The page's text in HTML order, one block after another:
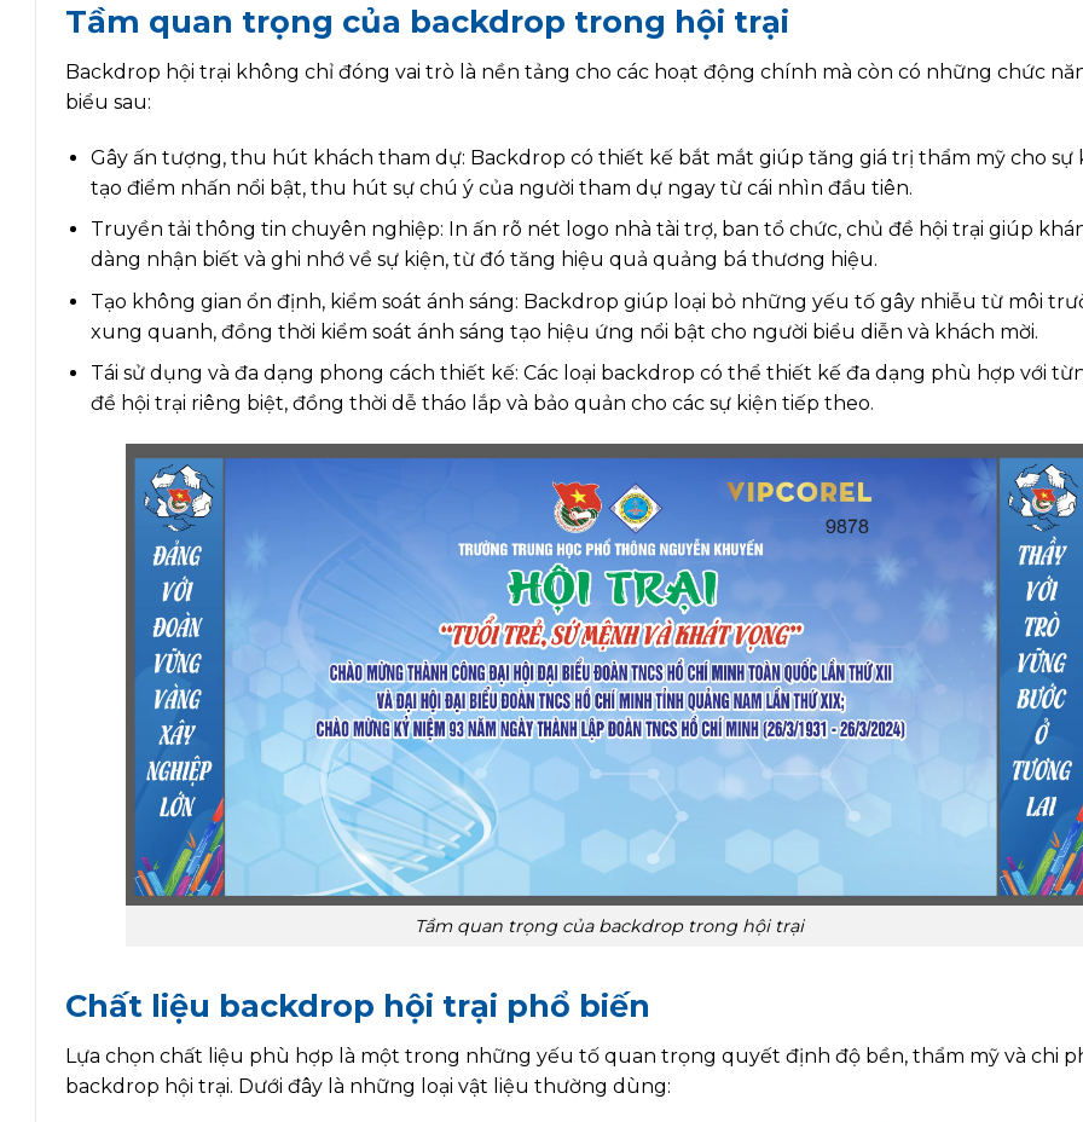
Tầm quan trọng của backdrop trong hội trại
Backdrop hội trại không chỉ đóng vai trò là nền tảng cho các hoạt động chính mà còn có những chức
biểu sau:
Gây ấn tượng, thu hút khách tham dự: Backdrop có thiết kế bắt mắt giúp tăng giá trị thẩm mỹ cho sự
tạo điểm nhấn nổi bật, thu hút sự chú ý của người tham dự ngay từ cái nhìn đầu tiên.
Truyền tải thông tin chuyên nghiệp: In ấn rõ nét logo nhà tài trợ, ban tổ chức, chủ đề hội trại giúp
dàng nhận biết và ghi nhớ về sự kiện, từ đó tăng hiệu quả quảng bá thương hiệu.
Tạo không gian ổn định, kiểm soát ánh sáng: Backdrop giúp loại bỏ những yếu tố gây nhiễu từ môi
xung quanh, đồng thời kiểm soát ánh sáng tạo hiệu ứng nổi bật cho người biểu diễn và khách mời.
Tái sử dụng và đa dạng phong cách thiết kế: Các loại backdrop có thể thiết kế đa dạng phù hợp với
đề hội trại riêng biệt, đồng thời dễ tháo lắp và bảo quản cho các sự kiện tiếp theo.
Tầm quan trọng của backdrop trong hội trại
Chất liệu backdrop hội trại phổ biến
Lựa chọn chất liệu phù hợp là một trong những yếu tố quan trọng quyết định độ bền, thẩm mỹ và chi
backdrop hội trại. Dưới đây là những loại vật liệu thường dùng: